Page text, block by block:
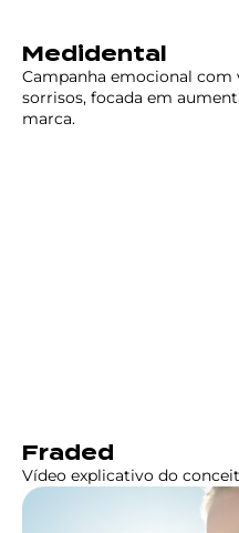
Medidental
Campanha emocional com
sorrisos, focada em
marca.
Fraded
Vídeo explicativo do